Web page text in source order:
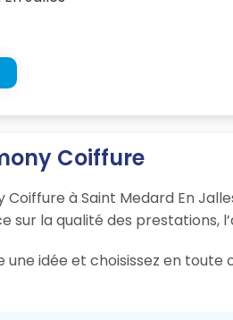
Coiffure
Coiffure à Saint Medard En
sur la qualité des prestations,
idée et choisissez en